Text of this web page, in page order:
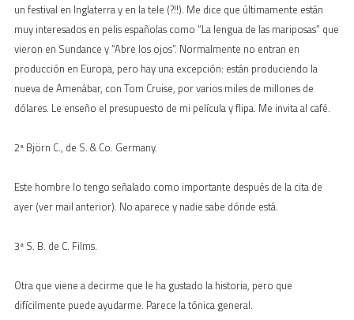
un festival en Inglaterra y en la tele (?!!). Me dice que últimamente están
muy interesados en pelis españolas como “La lengua de las mariposas” que
vieron en Sundance y “Abre los ojos”. Normalmente no entran en
producción en Europa, pero hay una excepción: están produciendo la
nueva de Amenábar, con Tom Cruise, por varios miles de millones de
dólares. Le enseño el presupuesto de mi película y flipa. Me invita al café.
2ª Björn C., de S. & Co. Germany.
Este hombre lo tengo señalado como importante después de la cita de
ayer (ver mail anterior). No aparece y nadie sabe dónde está.
3ª S. B. de C. Films.
Otra que viene a decirme que le ha gustado la historia, pero que
difícilmente puede ayudarme. Parece la tónica general.